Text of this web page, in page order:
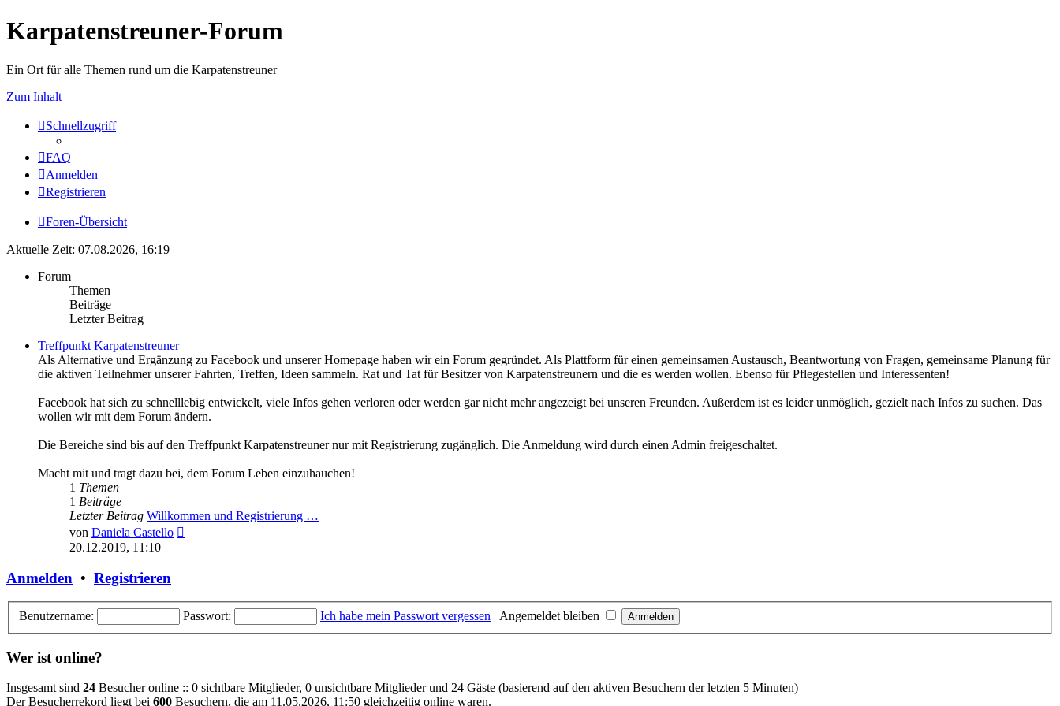
Karpatenstreuner-Forum
Ein Ort für alle Themen rund um die Karpatenstreuner
Zum Inhalt
Schnellzugriff
FAQ
Anmelden
Registrieren
Foren-Übersicht
Aktuelle Zeit: 07.08.2026, 16:19
Forum
Themen
Beiträge
Letzter Beitrag
Treffpunkt Karpatenstreuner
Als Alternative und Ergänzung zu Facebook und unserer Homepage haben wir ein Forum gegründet. Als Plattform für einen gemeinsamen Austausch, Beantwortung von Fragen, gemeinsame Planung für
die aktiven Teilnehmer unserer Fahrten, Treffen, Ideen sammeln. Rat und Tat für Besitzer von Karpatenstreunern und die es werden wollen. Ebenso für Pflegestellen und Interessenten!
Facebook hat sich zu schnelllebig entwickelt, viele Infos gehen verloren oder werden gar nicht mehr angezeigt bei unseren Freunden. Außerdem ist es leider unmöglich, gezielt nach Infos zu suchen. Das
wollen wir mit dem Forum ändern.
Die Bereiche sind bis auf den Treffpunkt Karpatenstreuner nur mit Registrierung zugänglich. Die Anmeldung wird durch einen Admin freigeschaltet.
Macht mit und tragt dazu bei, dem Forum Leben einzuhauchen!
1 Themen
1 Beiträge
Letzter Beitrag Willkommen und Registrierung …
von Daniela Castello
20.12.2019, 11:10
Anmelden • Registrieren
Benutzername: Passwort: Ich habe mein Passwort vergessen | Angemeldet bleiben
Wer ist online?
Insgesamt sind 24 Besucher online :: 0 sichtbare Mitglieder, 0 unsichtbare Mitglieder und 24 Gäste (basierend auf den aktiven Besuchern der letzten 5 Minuten)
Der Besucherrekord liegt bei 600 Besuchern, die am 11.05.2026, 11:50 gleichzeitig online waren.